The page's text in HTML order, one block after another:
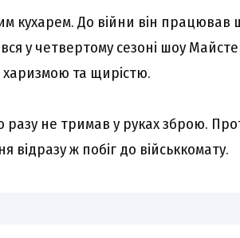
кухарем. До війни він
у четвертому сезоні шоу
харизмою та щирістю.
не тримав у руках зброю.
ж побіг до військкомату.